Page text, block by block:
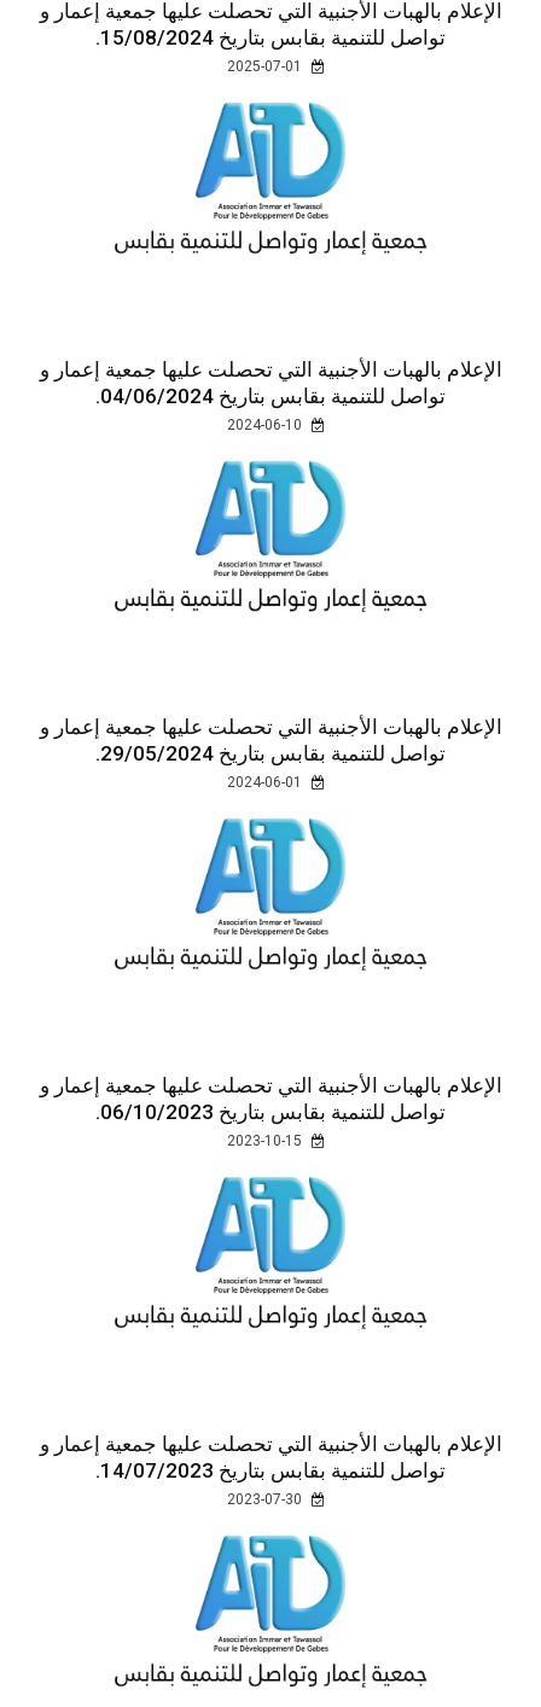
الإعلام بالهبات الأجنبية التي تحصلت عليها جمعية إعمار و
تواصل للتنمية بقابس بتاريخ 15/08/2024.
الإعلام بالهبات الأجنبية التي تحصلت عليها جمعية إعمار و
تواصل للتنمية بقابس بتاريخ 04/06/2024.
الإعلام بالهبات الأجنبية التي تحصلت عليها جمعية إعمار و
تواصل للتنمية بقابس بتاريخ 29/05/2024.
الإعلام بالهبات الأجنبية التي تحصلت عليها جمعية إعمار و
تواصل للتنمية بقابس بتاريخ 06/10/2023.
الإعلام بالهبات الأجنبية التي تحصلت عليها جمعية إعمار و
تواصل للتنمية بقابس بتاريخ 14/07/2023.